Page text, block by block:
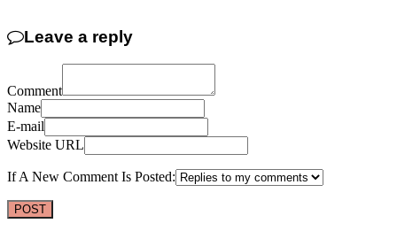
Leave a reply
Comment
Name
E-mail
Website URL
If A New Comment Is Posted: